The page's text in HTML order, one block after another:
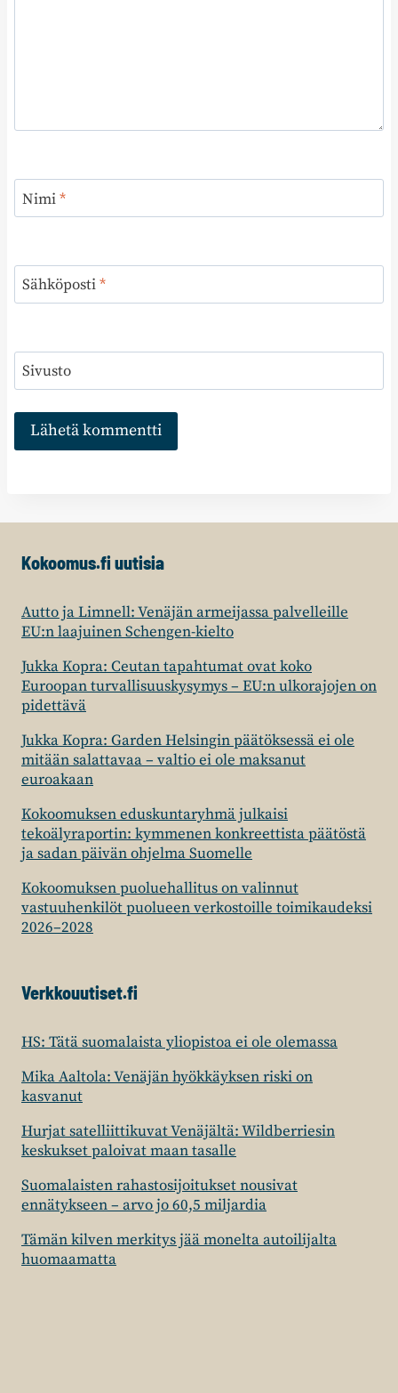
Nimi*
Sähköposti*
Sivusto
Kokoomus.fi uutisia
Autto ja Limnell: Venäjän armeijassa palvelleille
EU:n laajuinen Schengen-kielto
Jukka Kopra: Ceutan tapahtumat ovat koko
Euroopan turvallisuuskysymys – EU:n ulkorajojen on
pidettävä
Jukka Kopra: Garden Helsingin päätöksessä ei ole
mitään salattavaa – valtio ei ole maksanut
euroakaan
Kokoomuksen eduskuntaryhmä julkaisi
tekoälyraportin: kymmenen konkreettista päätöstä
ja sadan päivän ohjelma Suomelle
Kokoomuksen puoluehallitus on valinnut
vastuuhenkilöt puolueen verkostoille toimikaudeksi
2026–2028
Verkkouutiset.fi
HS: Tätä suomalaista yliopistoa ei ole olemassa
Mika Aaltola: Venäjän hyökkäyksen riski on
kasvanut
Hurjat satelliittikuvat Venäjältä: Wildberriesin
keskukset paloivat maan tasalle
Suomalaisten rahastosijoitukset nousivat
ennätykseen – arvo jo 60,5 miljardia
Tämän kilven merkitys jää monelta autoilijalta
huomaamatta